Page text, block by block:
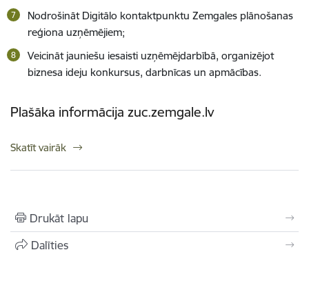
Nodrošināt Digitālo kontaktpunktu Zemgales plānošanas
reģiona uzņēmējiem;
Veicināt jauniešu iesaisti uzņēmējdarbībā, organizējot
biznesa ideju konkursus, darbnīcas un apmācības.
Plašāka informācija zuc.zemgale.lv
Skatīt vairāk
Drukāt lapu
Dalīties